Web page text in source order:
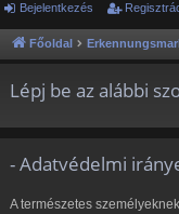
ór
u
Bejelentkezés
Főoldal
Lépj be az alábbi
- Adatvédelmi
A természetes